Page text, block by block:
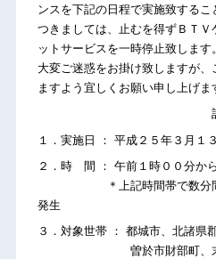
ンスを下記の日程で実施致するこ
つきましては、止むを得ずＢＴ
ットサービスを一時停止致します。
大変ご迷惑をお掛け致しますが
ますよう宜しくお願い申し上げま
１．実施日 ： 平成２５年３月１
２．時 間 ： 午前１時００分か
＊上記時間帯で数分間程
発生
３．対象世帯 ： 都城市、北諸県
曽於市財部町、末吉町